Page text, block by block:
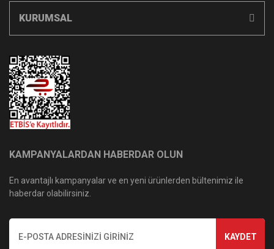
KURUMSAL
KAMPANYALARDAN HABERDAR OLUN
En avantajlı kampanyalar ve en yeni ürünlerden bültenimiz ile
haberdar olabilirsiniz.
KAYDET